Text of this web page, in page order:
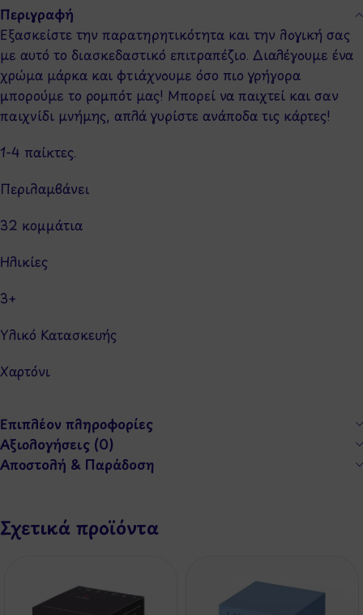
Περιγραφή
Εξασκείστε την παρατηρητικότητα και την λογική σας
με αυτό το διασκεδαστικό επιτραπέζιο. Διαλέγουμε ένα
χρώμα μάρκα και φτιάχνουμε όσο πιο γρήγορα
μπορούμε το ρομπότ μας! Μπορεί να παιχτεί και σαν
παιχνίδι μνήμης, απλά γυρίστε ανάποδα τις κάρτες!
1-4 παίκτες.
Περιλαμβάνει
32 κομμάτια
Ηλικίες
3+
Υλικό Κατασκευής
Χαρτόνι
Επιπλέον πληροφορίες
Αξιολογήσεις (0)
Αποστολή & Παράδοση
Σχετικά προϊόντα